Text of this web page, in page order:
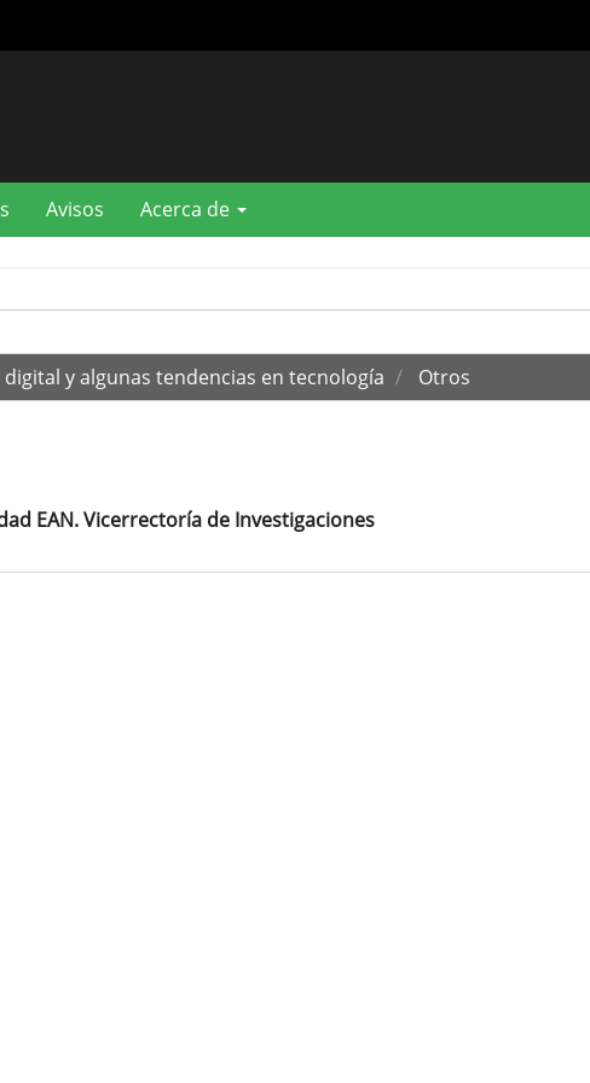
Avisos Acerca de
y algunas tendencias en tecnología Otros
EAN. Vicerrectoría de Investigaciones